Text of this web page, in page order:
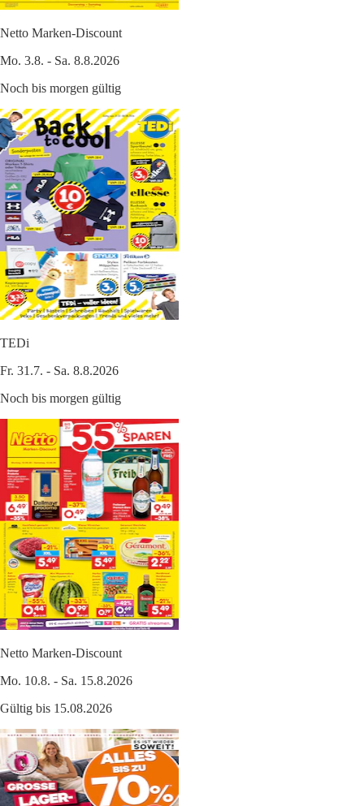
Netto Marken-Discount
Mo. 3.8. - Sa. 8.8.2026
Noch bis morgen gültig
TEDi
Fr. 31.7. - Sa. 8.8.2026
Noch bis morgen gültig
Netto Marken-Discount
Mo. 10.8. - Sa. 15.8.2026
Gültig bis 15.08.2026